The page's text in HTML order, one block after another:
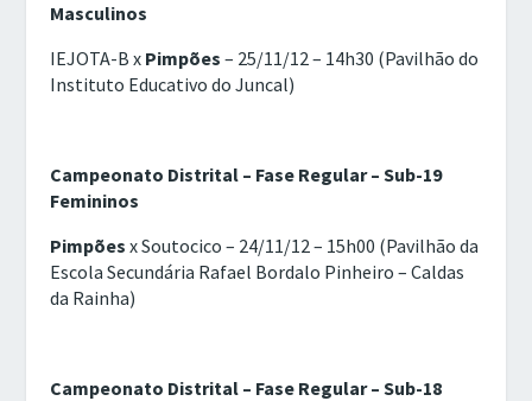
Masculinos
IEJOTA-B x Pimpões – 25/11/12 – 14h30 (Pavilhão do
Instituto Educativo do Juncal)
Campeonato Distrital – Fase Regular – Sub-19
Femininos
Pimpõesx Soutocico – 24/11/12 – 15h00 (Pavilhão da
Escola Secundária Rafael Bordalo Pinheiro – Caldas
da Rainha)
Campeonato Distrital – Fase Regular – Sub-18